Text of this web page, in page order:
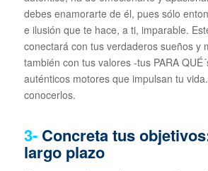
debes enamorarte de él, pues sólo
e ilusión que te hace, a ti, imparable.
conectará con tus verdaderos sueños y
también con tus valores -tus PARA
auténticos motores que impulsan tu
conocerlos.
3- Concreta tus
largo plazo